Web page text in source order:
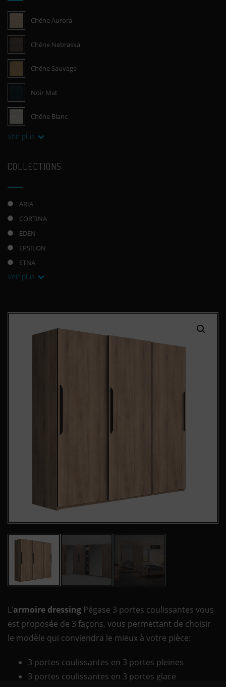
Chêne Aurora
Chêne Nebraska
Chêne Sauvage
Noir Mat
Chêne Blanc
Voir plus
COLLECTIONS
ARIA
CORTINA
EDEN
EPSILON
ETNA
Voir plus
L’armoire dressing Pégase 3 portes coulissantes vous
est proposée de 3 façons, vous permettant de choisir
le modèle qui conviendra le mieux à votre pièce:
3 portes coulissantes en 3 portes pleines
3 portes coulissantes en 3 portes glace